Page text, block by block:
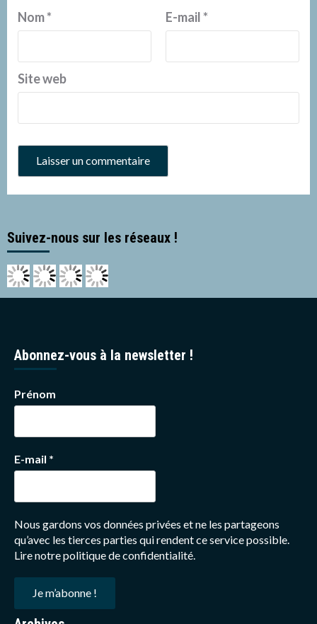
Nom* E-mail*
Site web
Suivez-nous sur les réseaux !
Abonnez-vous à la newsletter !
Prénom
E-mail *
Nous gardons vos données privées et ne les partageons
qu’avec les tierces parties qui rendent ce service possible.
Lire notre politique de confidentialité.